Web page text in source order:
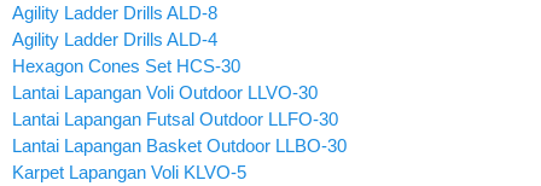
Agility Ladder Drills ALD-8
Agility Ladder Drills ALD-4
Hexagon Cones Set HCS-30
Lantai Lapangan Voli Outdoor LLVO-30
Lantai Lapangan Futsal Outdoor LLFO-30
Lantai Lapangan Basket Outdoor LLBO-30
Karpet Lapangan Voli KLVO-5